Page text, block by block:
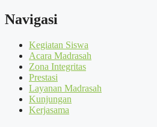
Navigasi
Kegiatan Siswa
Acara Madrasah
Zona Integritas
Prestasi
Layanan Madrasah
Kunjungan
Kerjasama